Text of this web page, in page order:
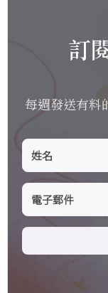
訂
每週發送有料